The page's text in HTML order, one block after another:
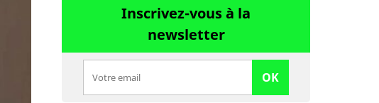
Inscrivez-vous à la
newsletter
OK